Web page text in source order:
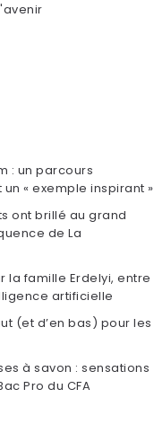
: un parcours
« exemple inspirant »
ont brillé au grand
de La
la famille Erdelyi, entre
artificielle
(et d’en bas) pour les
à savon : sensations
Pro du CFA